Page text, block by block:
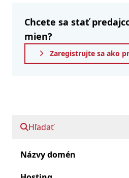
Názvy domén
Hľadať
Chcete sa stať
mien?
Zaregistrujte sa ako
Funkcie rozhrania API
Priamo do práce
Dokumentácia API